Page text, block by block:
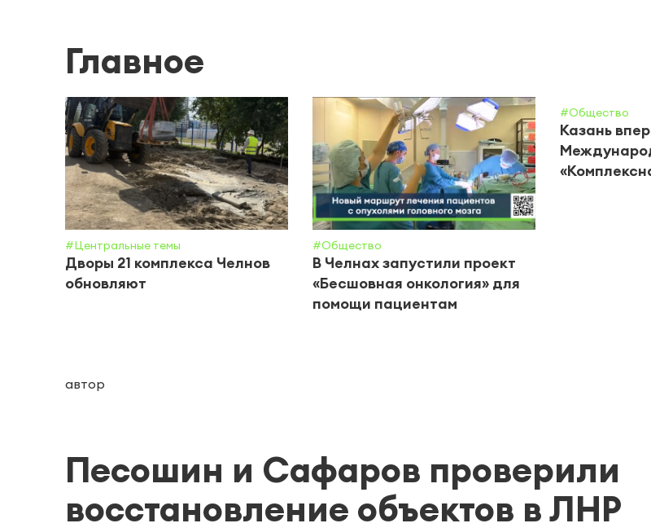
Главное
#Центральные темы
Дворы 21 комплекса Челнов
обновляют
#Общество
В Челнах запустили проект
«Бесшовная онкология» для
помощи пациентам
#Общество
Казань
автор
Песошин и Сафаров проверили
восстановление объектов в ЛНР